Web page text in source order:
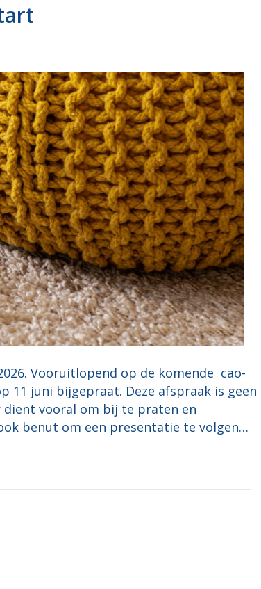
Vooruitlopend op de komende cao-
11 juni bijgepraat. Deze afspraak is geen
dient vooral om bij te praten en
benut om een presentatie te volgen…